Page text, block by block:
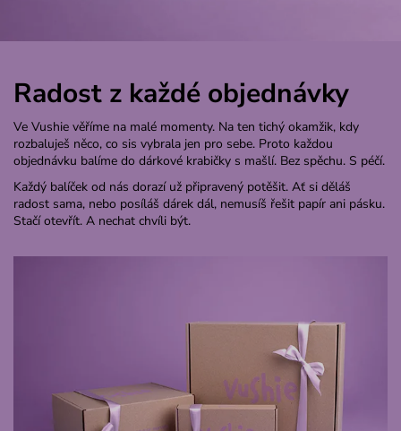
Radost z každé objednávky
Ve Vushie věříme na malé momenty. Na ten tichý okamžik, kdy
rozbaluješ něco, co sis vybrala jen pro sebe. Proto každou
objednávku balíme do dárkové krabičky s mašlí. Bez spěchu. S péčí.
Každý balíček od nás dorazí už připravený potěšit. Ať si děláš
radost sama, nebo posíláš dárek dál, nemusíš řešit papír ani pásku.
Stačí otevřít. A nechat chvíli být.